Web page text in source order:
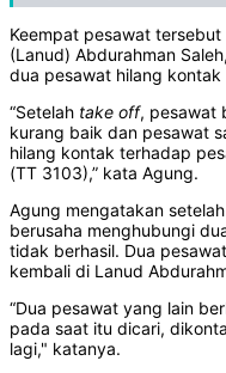
Keempat pesawat tersebut
(Lanud) Abdurahman
dua pesawat hilang kontak
“Setelah take off, pesawat
kurang baik dan pesawat
hilang kontak terhadap
(TT 3103),” kata Agung.
Agung mengatakan
berusaha menghubungi
tidak berhasil. Dua
kembali di Lanud
“Dua pesawat yang lain
pada saat itu dicari,
lagi," katanya.